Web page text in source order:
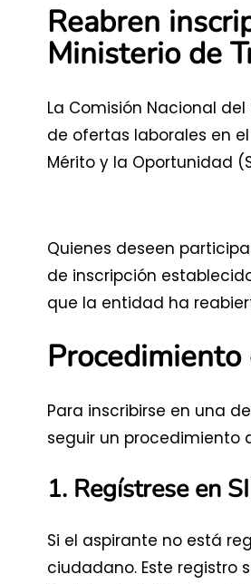
Reabren
Ministerio de
La Comisión Nacional
de ofertas laborales en
Mérito y la Oportunidad
Quienes deseen
de inscripción
que la entidad ha
Para inscribirse en una
seguir un procedimiento
1. Regístrese en
Si el aspirante no está
ciudadano. Este registro